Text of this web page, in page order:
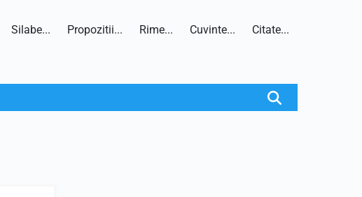
Silabe... Propozitii... Rime... Cuvinte... Citate...